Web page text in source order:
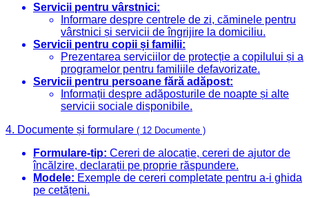
Servicii pentru vârstnici:
Informare despre centrele de zi, căminele pentru
vârstnici și servicii de îngrijire la domiciliu.
Servicii pentru copii și familii:
Prezentarea serviciilor de protecție a copilului și a
programelor pentru familiile defavorizate.
Servicii pentru persoane fără adăpost:
Informații despre adăposturile de noapte și alte
servicii sociale disponibile.
4. Documente și formulare ( 12 Documente )
Formulare-tip: Cereri de alocație, cereri de ajutor de
încălzire, declarații pe proprie răspundere.
Modele: Exemple de cereri completate pentru a-i ghida
pe cetățeni.